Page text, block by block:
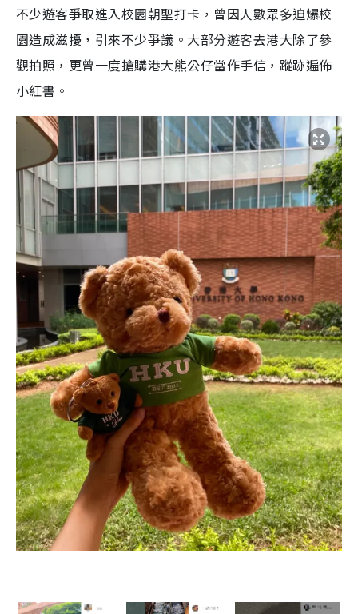
不少遊客爭取進入校園朝聖打卡，曾因人數眾多迫爆校
園造成滋擾，引來不少爭議。大部分遊客去港大除了參
觀拍照，更曾一度搶購港大熊公仔當作手信，蹤跡遍佈
小紅書。